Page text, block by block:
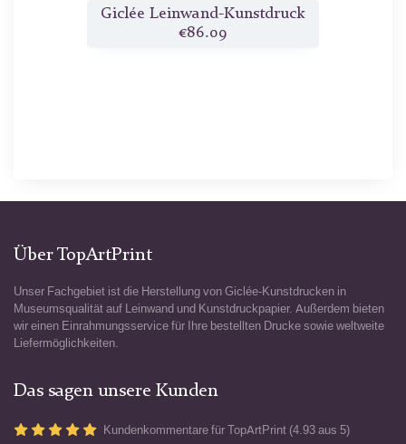
Giclée Leinwand-Kunstdruck
€86.09
Über TopArtPrint
Unser Fachgebiet ist die Herstellung von Giclée-Kunstdrucken in
Museumsqualität auf Leinwand und Kunstdruckpapier. Außerdem bieten
wir einen Einrahmungsservice für Ihre bestellten Drucke sowie weltweite
Liefermöglichkeiten.
Das sagen unsere Kunden
Kundenkommentare für TopArtPrint (4.93 aus 5)